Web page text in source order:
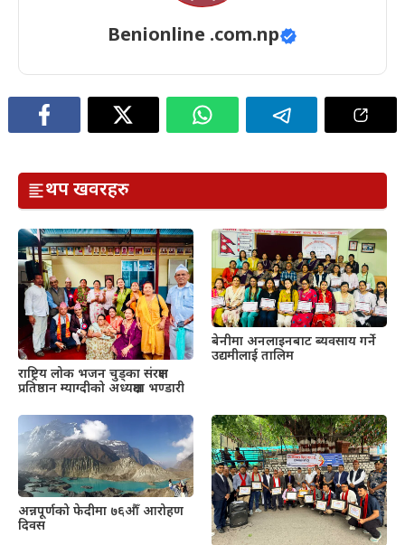
Benionline .com.np
थप खवरहरु
राष्ट्रिय लोक भजन चुड्का संरक्षण
प्रतिष्ठान म्याग्दीको अध्यक्षमा भण्डारी
बेनीमा अनलाइनबाट ब्यवसाय गर्ने
उद्यमीलाई तालिम
अन्नपूर्णको फेदीमा ७६औँ आरोहण
दिवस